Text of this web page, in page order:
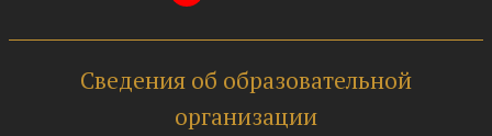
Сведения об образовательной
организации